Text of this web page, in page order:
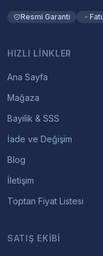
Resmi Garanti
HIZLI LINKLER
Ana Sayfa
Mağaza
Bayilik & SSS
İade ve Değişim
Blog
İletişim
Toptan Fiyat Listesi
SATIŞ EKIBI